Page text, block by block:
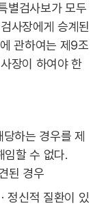
별검사보가 모두
사장에게 승계된
관하여는 제9조
장이 하여야 한
하는 경우를 제
임할 수 없다.
된 경우
정신적 질환이 있